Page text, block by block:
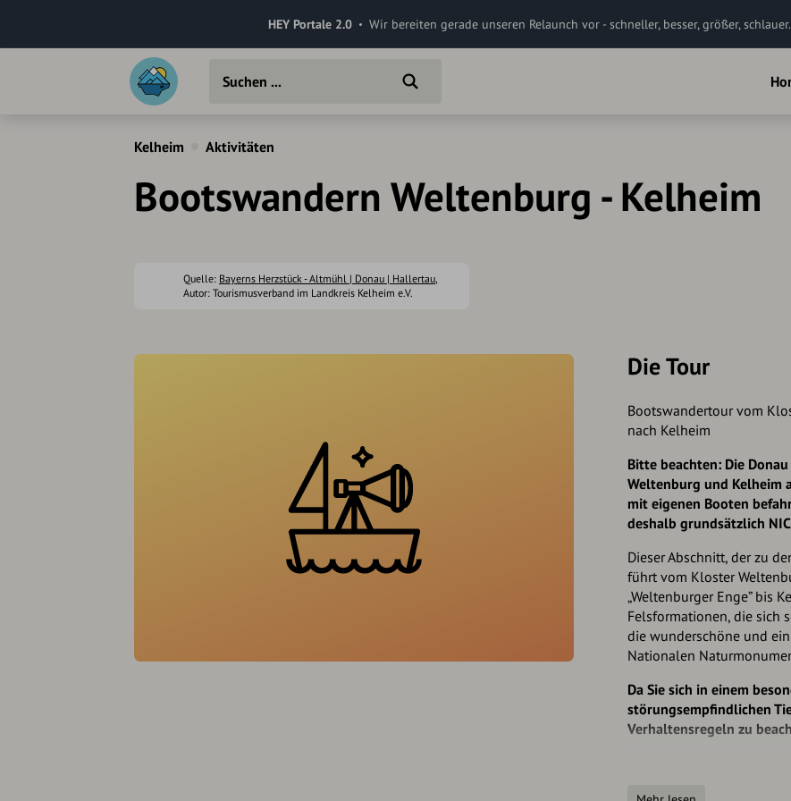
HEY Portale 2.0 Wir bereiten gerade unseren Relaunch vor - schneller, besser, größer, schlauer.
Kelheim Aktivitäten
Bootswandern Weltenburg - Kelheim
Quelle: Bayerns Herzstück - Altmühl | Donau | Hallertau,
Autor: Tourismusverband im Landkreis Kelheim e.V.
Die Tour
Bootswandertour vom
nach Kelheim
Bitte beachten: Die
Weltenburg und Kelheim
mit eigenen Booten
deshalb grundsätzlich
Dieser Abschnitt, der zu
führt vom Kloster
„Weltenburger Enge” bis
Felsformationen, die sich
die wunderschöne und
Nationalen
Da Sie sich in einem
störungsempfindlichen
Verhaltensregeln zu